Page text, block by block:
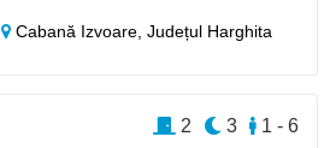
Cabană Izvoare,Județul Harghita
1 - 6
3
2